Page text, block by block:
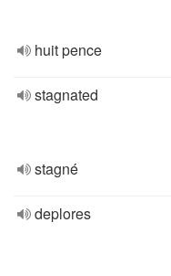
huit pence
stagnated
stagné
deplores